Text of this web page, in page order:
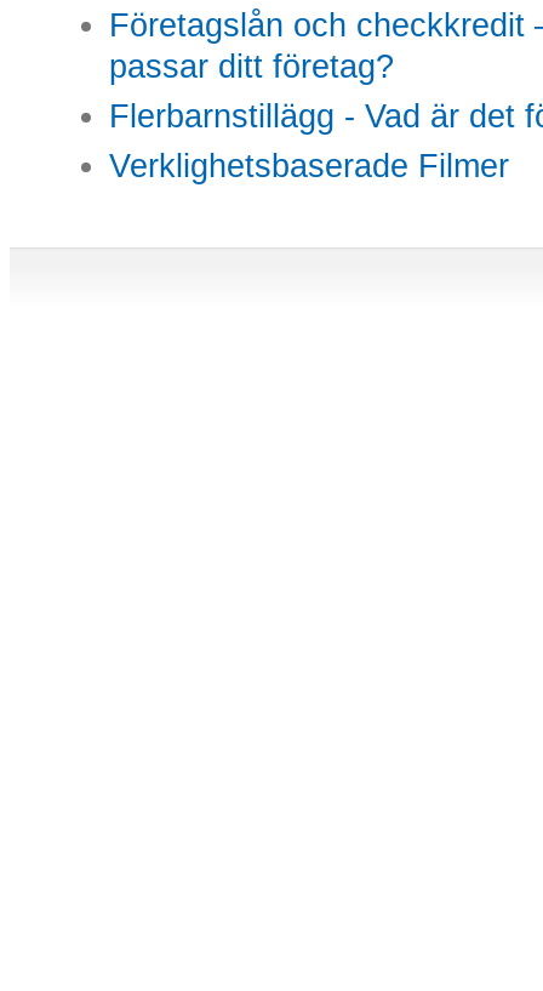
Företagslån och checkkredit
passar ditt företag?
Flerbarnstillägg - Vad är det
Verklighetsbaserade Filmer